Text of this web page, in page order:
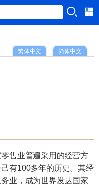
简体中文
繁体中文
零售业普遍采用的经营方
己有100多年的历史。其经
业，成为世界发达国家